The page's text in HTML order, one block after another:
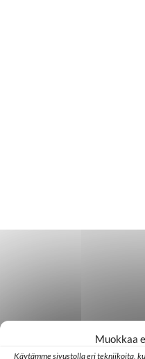
Muokkaa
Käytämme sivustolla eri tekniikoita,